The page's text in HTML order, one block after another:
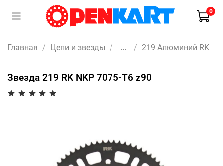
0
Главная Цепи и звезды ... 219 Алюминий RK
Звезда 219 RK NKP 7075-T6 z90